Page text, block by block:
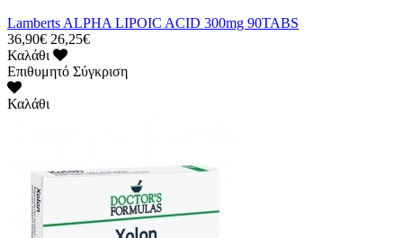
Lamberts ALPHA LIPOIC ACID 300mg 90TABS
36,90€ 26,25€
Καλάθι
Επιθυμητό Σύγκριση
Καλάθι